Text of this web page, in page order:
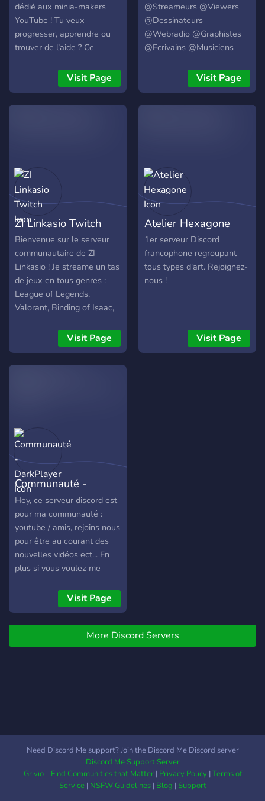
dédié aux minia-makers
YouTube ! Tu veux
progresser, apprendre ou
trouver de l’aide ? Ce
Voici ce que tu peux y
trouver : ✨ Des ressources
Photoshop exclusives 💬
possibilité de commander
des miniatures à des minia-
makers talentueux 🤝 Une
communauté active et
passionnée Rejoins-nous
vite et fais passer tes
miniatures au niveau
supérieur !
Visit Page
@Streameurs @Viewers
@Dessinateurs
@Webradio @Graphistes
@Ecrivains @Musiciens
@Chefs De Projets
@Acteurs @Réalisateurs
@Scénaristes
Visit Page
ZI Linkasio Twitch
Bienvenue sur le serveur
communautaire de ZI
Linkasio ! Je streame un tas
de jeux en tous genres :
League of Legends,
Valorant, Binding of Isaac,
Let's Play ou tests de jeux
N'hésitez pas a venir faire
un tour !
Visit Page
Atelier Hexagone
1er serveur Discord
francophone regroupant
tous types d'art. Rejoignez-
nous !
Visit Page
Communauté -
DarkPlayer
Hey, ce serveur discord est
pour ma communauté :
youtube / amis, rejoins nous
pour être au courant des
nouvelles vidéos ect... En
plus si vous voulez me
que chose exemple un
projet à plusieurs bah c'est
sur ce serveur discord quil
faut me le dire, qu'attends
tu, pour nous rejoindre ?
Visit Page
More Discord Servers
Need Discord Me support? Join the Discord Me Discord server
Discord Me Support Server
Grivio - Find Communities that Matter| Privacy Policy|Terms of
Service| NSFW Guidelines| Blog |Support